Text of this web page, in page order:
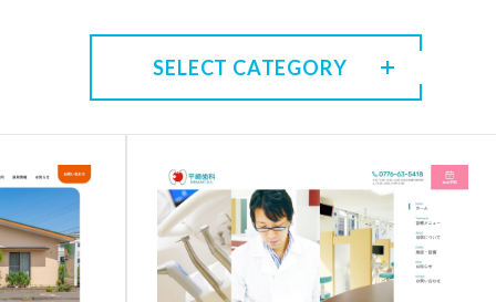
SELECT CATEGORY